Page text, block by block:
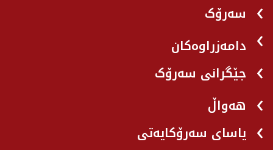
سەرۆک
دامەزراوەکان
جێگرانی سه‌رۆک
هه‌واڵ
یاسای سەرۆکایەتی